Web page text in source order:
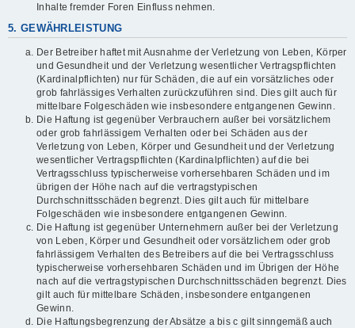
Inhalte fremder Foren Einfluss nehmen.
5. GEWÄHRLEISTUNG
Der Betreiber haftet mit Ausnahme der Verletzung von Leben, Körper
und Gesundheit und der Verletzung wesentlicher Vertragspflichten
(Kardinalpflichten) nur für Schäden, die auf ein vorsätzliches oder
grob fahrlässiges Verhalten zurückzuführen sind. Dies gilt auch für
mittelbare Folgeschäden wie insbesondere entgangenen Gewinn.
Die Haftung ist gegenüber Verbrauchern außer bei vorsätzlichem
oder grob fahrlässigem Verhalten oder bei Schäden aus der
Verletzung von Leben, Körper und Gesundheit und der Verletzung
wesentlicher Vertragspflichten (Kardinalpflichten) auf die bei
Vertragsschluss typischerweise vorhersehbaren Schäden und im
übrigen der Höhe nach auf die vertragstypischen
Durchschnittsschäden begrenzt. Dies gilt auch für mittelbare
Folgeschäden wie insbesondere entgangenen Gewinn.
Die Haftung ist gegenüber Unternehmern außer bei der Verletzung
von Leben, Körper und Gesundheit oder vorsätzlichem oder grob
fahrlässigem Verhalten des Betreibers auf die bei Vertragsschluss
typischerweise vorhersehbaren Schäden und im Übrigen der Höhe
nach auf die vertragstypischen Durchschnittsschäden begrenzt. Dies
gilt auch für mittelbare Schäden, insbesondere entgangenen
Gewinn.
Die Haftungsbegrenzung der Absätze a bis c gilt sinngemäß auch